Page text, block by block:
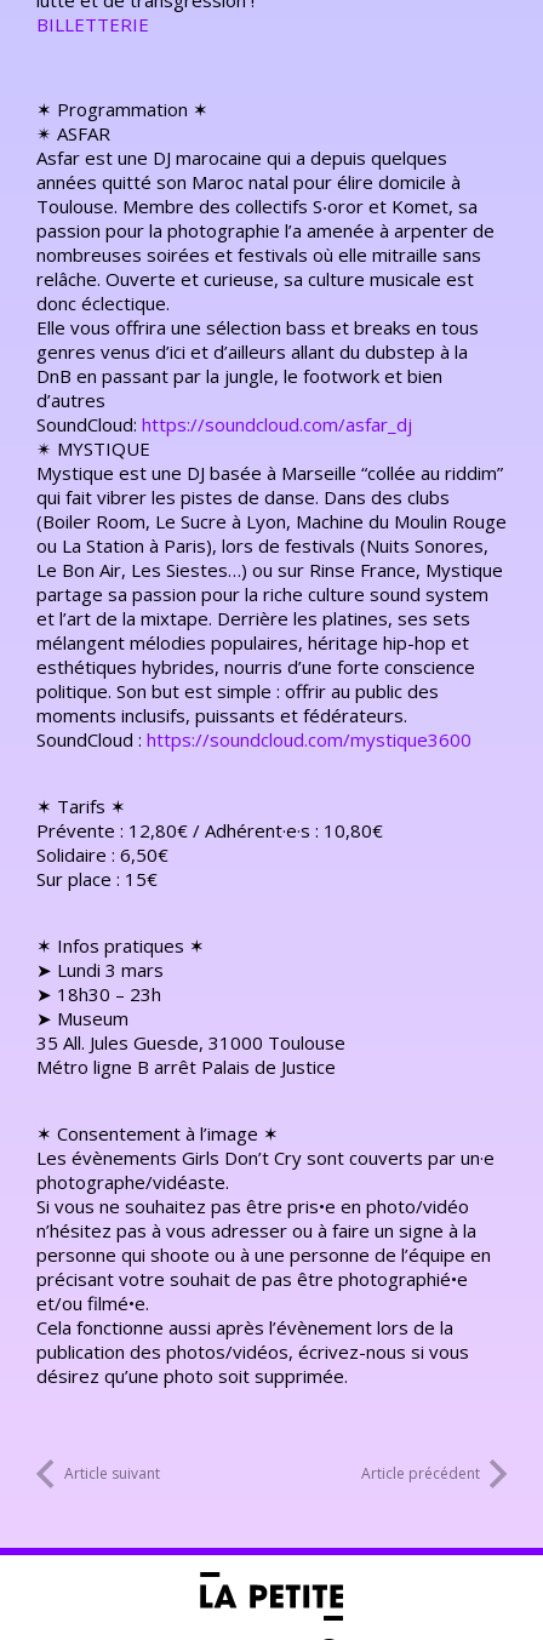
BILLETTERIE
✶ Programmation ✶
✴︎ ASFAR
Asfar est une DJ marocaine qui a depuis quelques
années quitté son Maroc natal pour élire domicile à
Toulouse. Membre des collectifs S‧oror et Komet, sa
passion pour la photographie l’a amenée à arpenter de
nombreuses soirées et festivals où elle mitraille sans
relâche. Ouverte et curieuse, sa culture musicale est
donc éclectique.
Elle vous offrira une sélection bass et breaks en tous
genres venus d’ici et d’ailleurs allant du dubstep à la
DnB en passant par la jungle, le footwork et bien
d’autres
SoundCloud: https://soundcloud.com/asfar_dj
✴︎ MYSTIQUE
Mystique est une DJ basée à Marseille “collée au riddim”
qui fait vibrer les pistes de danse. Dans des clubs
(Boiler Room, Le Sucre à Lyon, Machine du Moulin Rouge
ou La Station à Paris), lors de festivals (Nuits Sonores,
Le Bon Air, Les Siestes…) ou sur Rinse France, Mystique
partage sa passion pour la riche culture sound system
et l’art de la mixtape. Derrière les platines, ses sets
mélangent mélodies populaires, héritage hip-hop et
esthétiques hybrides, nourris d’une forte conscience
politique. Son but est simple : offrir au public des
moments inclusifs, puissants et fédérateurs.
SoundCloud : https://soundcloud.com/mystique3600
✶ Tarifs ✶
Prévente : 12,80€ / Adhérent·e·s : 10,80€
Solidaire : 6,50€
Sur place : 15€
✶ Infos pratiques ✶
➤ Lundi 3 mars
➤ 18h30 – 23h
➤ Museum
35 All. Jules Guesde, 31000 Toulouse
Métro ligne B arrêt Palais de Justice
✶ Consentement à l’image ✶
Les évènements Girls Don’t Cry sont couverts par un·e
photographe/vidéaste.
Si vous ne souhaitez pas être pris•e en photo/vidéo
n’hésitez pas à vous adresser ou à faire un signe à la
personne qui shoote ou à une personne de l’équipe en
précisant votre souhait de pas être photographié•e
et/ou filmé•e.
Cela fonctionne aussi après l’évènement lors de la
publication des photos/vidéos, écrivez-nous si vous
désirez qu’une photo soit supprimée.
Article suivant Article précédent